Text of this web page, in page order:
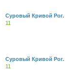
Суровый Кривой Рог.
11
Суровый Кривой Рог.
11